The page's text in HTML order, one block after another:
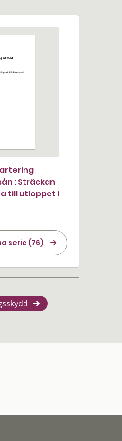
: Sträckan
till utloppet i
serie (76)